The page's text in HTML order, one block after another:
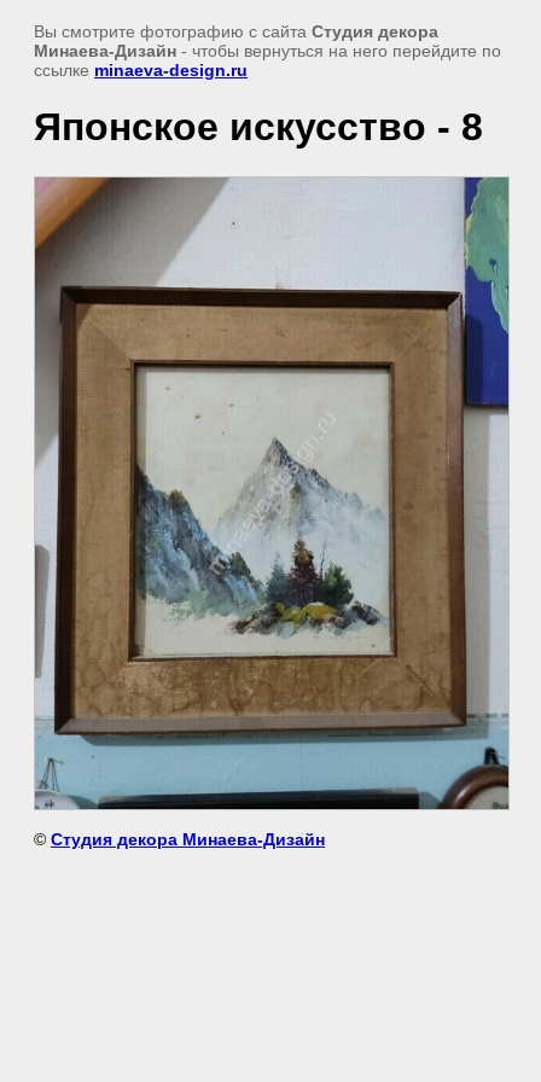
Вы смотрите фотографию с сайта Студия декора
Минаева-Дизайн - чтобы вернуться на него перейдите по
ссылке minaeva-design.ru
Японское искусство - 8
© Студия декора Минаева-Дизайн